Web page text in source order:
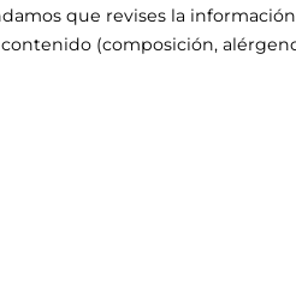
que revises la
(composición,